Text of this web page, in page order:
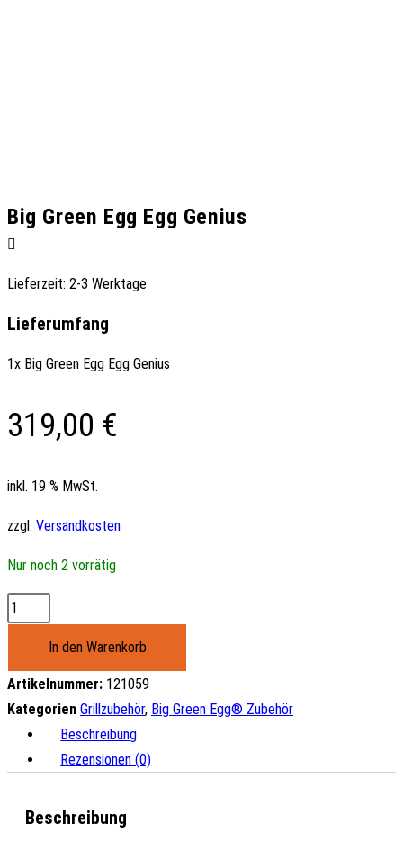
Big Green Egg Egg Genius
Lieferzeit: 2-3 Werktage
Lieferumfang
1x Big Green Egg Egg Genius
319,00 €
inkl. 19 % MwSt.
zzgl. Versandkosten
Nur noch 2 vorrätig
Big
Green
Egg
Genius
Menge
In den Warenkorb
Artikelnummer: 121059
Kategorien Grillzubehör, Big Green Egg® Zubehör
Beschreibung
Rezensionen (0)
Beschreibung